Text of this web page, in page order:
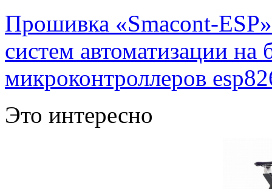
Прошивка «Smacont-
систем автоматизации
микроконтроллеров
Это интересно